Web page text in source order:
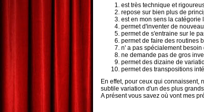
est très technique et
repose sur bien plus de
est en mon sens la catégorie
permet d'inventer de
permet de s'entraine sur le
permet de faire des routines
n' a pas spécialement
ne demande pas de gros
permet des dizaine de
permet des transpositions
En effet, pour ceux qui connaissent,
subtile variation d'un des plus
A présent vous savez où vont mes